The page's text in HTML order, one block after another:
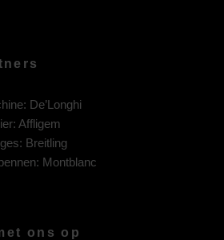
De’Longhi
Affligem
Breitling
Montblanc
ons op